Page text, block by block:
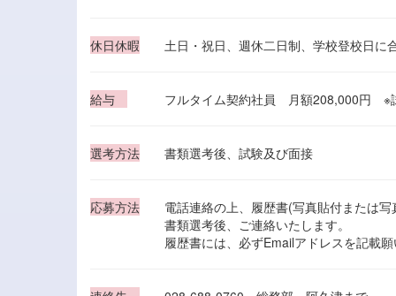
休日休暇 土日・祝日、週休二日制、学校登校日に
給与 フルタイム契約社員 月額208,000円 ※試
選考方法 書類選考後、試験及び面接
応募方法 電話連絡の上、履歴書(写真貼付または写
書類選考後、ご連絡いたします。
履歴書には、必ずEmailアドレスを記載願